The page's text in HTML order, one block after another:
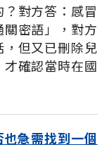
對方答：感冒
密語」，對方
但又已刪除兒
確認當時在國
急需找到一個